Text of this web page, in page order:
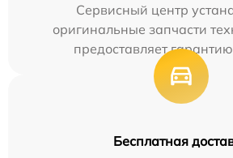
Сервисный центр
оригинальные запчасти
предоставляет
Бесплатная